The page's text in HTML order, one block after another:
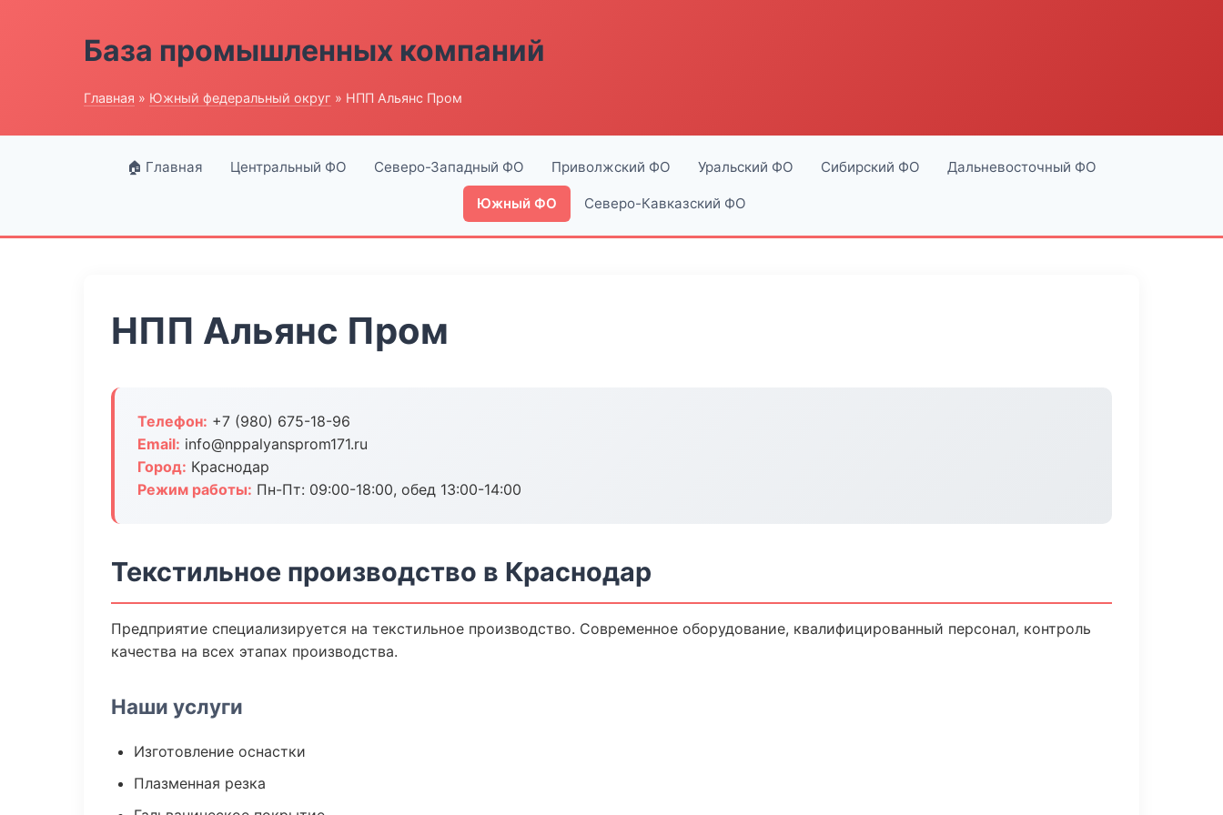
База промышленных компаний
Главная » Южный федеральный округ » НПП Альянс Пром
🏠 Главная Центральный ФО Северо-Западный ФО Приволжский ФО Уральский ФО Сибирский ФО Дальневосточный ФО
Южный ФО Северо-Кавказский ФО
НПП Альянс Пром
Телефон: +7 (980) 675-18-96
Email: info@nppalyansprom171.ru
Город: Краснодар
Режим работы: Пн-Пт: 09:00-18:00, обед 13:00-14:00
Текстильное производство в Краснодар
Предприятие специализируется на текстильное производство. Современное оборудование, квалифицированный персонал, контроль
качества на всех этапах производства.
Наши услуги
Изготовление оснастки
Плазменная резка